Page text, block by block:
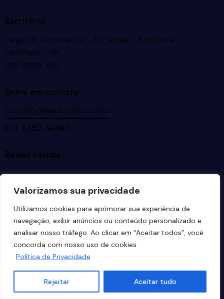
Valorizamos sua privacidade
Utilizamos cookies para aprimorar sua experiência de
navegação, exibir anúncios ou conteúdo personalizado e
analisar nosso tráfego. Ao clicar em “Aceitar todos”, você
concorda com nosso uso de cookies.
Política de Privacidade
Rejeitar Aceitar tudo
Escritório
Largo do Arouche, 24 – 10º andar – República
São Paulo – SP
CEP 01219-902
Entre em contato
contato@maubertec.com.br
(11) 3352-9090
Redes sociais
Idiomas
Maubertec Tecnologia em Engenharia© 2026. Todos
os direitos reservados. Desenvolvido porEstúdio
Copacabana.